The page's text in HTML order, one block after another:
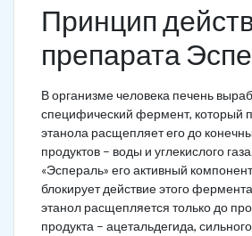
Принцип
препарата
В организме человека печень
специфический фермент, который
этанола расщепляет его до
продуктов – воды и углекислого
«Эспераль» его активный
блокирует действие этого
этанол расщепляется только до
продукта – ацетальдегида,